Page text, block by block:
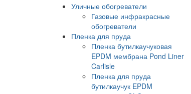
Уличные обогреватели
Газовые инфракрасные
обогреватели
Пленка для пруда
Пленка бутилкаучуковая
EPDM мембрана Pond Liner
Carlisle
Пленка для пруда
бутилкаучук EPDM